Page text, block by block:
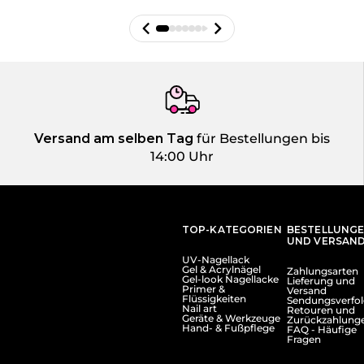
Versand am selben Tag für Bestellungen bis
14:00 Uhr
TOP-KATEGORIEN
UV-Nagellack
Gel & Acrylnägel
Gel-look Nagellacke
Primer &
Flüssigkeiten
Nail art
Geräte & Werkzeuge
Hand- & Fußpflege
UND
Zahlungsarten
Lieferung und
Versand
Retouren und
FAQ - Häufige
Fragen